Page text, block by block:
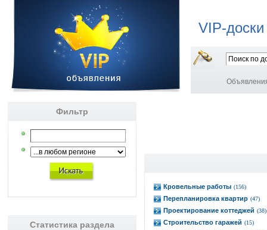
VIP-
Фильтр
Статистика раздела
Кровельные работы (156)
Перепланировка квартир (47)
Проектирование коттеджей (38)
Строительство гаражей (15)